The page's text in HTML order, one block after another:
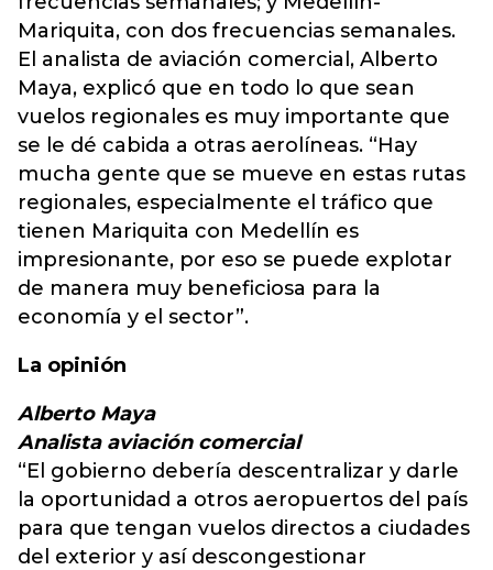
Mariquita, con dos frecuencias semanales.
El analista de aviación comercial, Alberto
Maya, explicó que en todo lo que sean
vuelos regionales es muy importante que
se le dé cabida a otras aerolíneas. “Hay
mucha gente que se mueve en estas rutas
regionales, especialmente el tráfico que
tienen Mariquita con Medellín es
impresionante, por eso se puede explotar
de manera muy beneficiosa para la
economía y el sector”.
La opinión
Alberto Maya
Analista aviación comercial
“El gobierno debería descentralizar y darle
la oportunidad a otros aeropuertos del país
para que tengan vuelos directos a ciudades
del exterior y así descongestionar